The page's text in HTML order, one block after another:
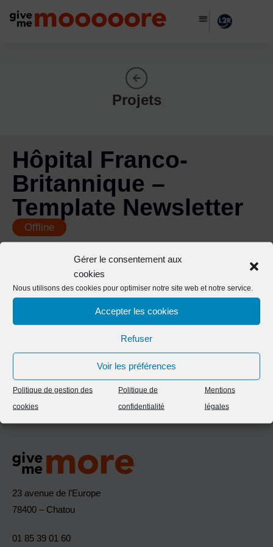
Gérer le consentement aux
cookies
Nous utilisons des cookies pour optimiser notre site web et notre service.
Accepter les cookies
Refuser
Voir les préférences
Politique de gestion des
cookies
Politique de
confidentialité
Mentions
légales
Projets
Hôpital Franco-
Britannique –
Template Newsletter
Offline
Vous avez aimé ce projet ?
23 avenue de l’Europe
78400 – Chatou
01 85 39 01 60